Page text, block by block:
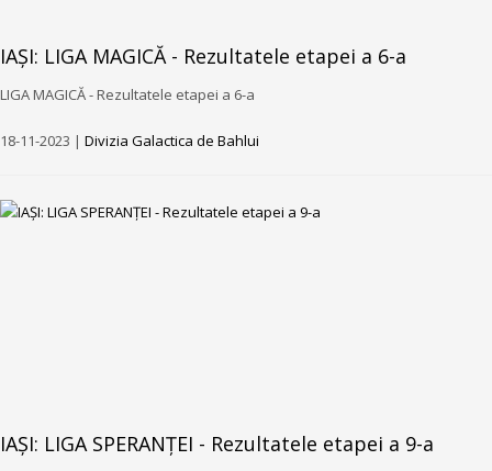
IAȘI: LIGA MAGICĂ - Rezultatele etapei a 6-a
LIGA MAGICĂ - Rezultatele etapei a 6-a
18-11-2023 | Divizia Galactica de Bahlui
IAȘI: LIGA SPERANȚEI - Rezultatele etapei a 9-a